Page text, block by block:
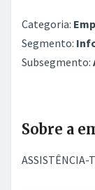
Categoria:
Segmento:
Subsegmento:
Sobre a
ASSISTÊNCIA-